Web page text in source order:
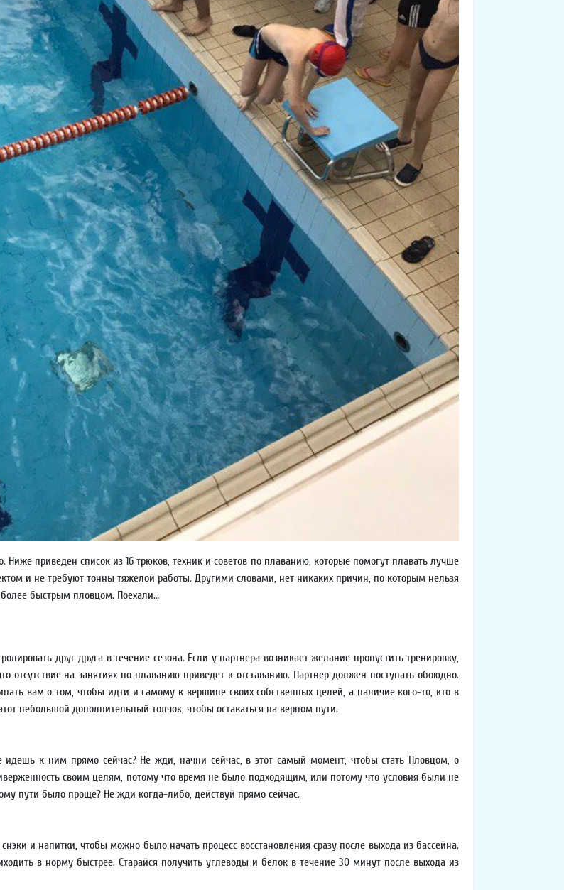
приведен список из 16 трюков, техник и советов по плаванию, которые помогут плавать лучше
и не требуют тонны тяжелой работы. Другими словами, нет никаких причин, по которым нельзя
более быстрым пловцом. Поехали…
друг друга в течение сезона. Если у партнера возникает желание пропустить тренировку,
на занятиях по плаванию приведет к отставанию. Партнер должен поступать обоюдно.
вам о том, чтобы идти и самому к вершине своих собственных целей, а наличие кого-то, кто в
небольшой дополнительный толчок, чтобы оставаться на верном пути.
к ним прямо сейчас? Не жди, начни сейчас, в этот самый момент, чтобы стать Пловцом, о
своим целям, потому что время не было подходящим, или потому что условия были не
пути было проще? Не жди когда-либо, действуй прямо сейчас.
и напитки, чтобы можно было начать процесс восстановления сразу после выхода из бассейна.
в норму быстрее. Старайся получить углеводы и белок в течение 30 минут после выхода из